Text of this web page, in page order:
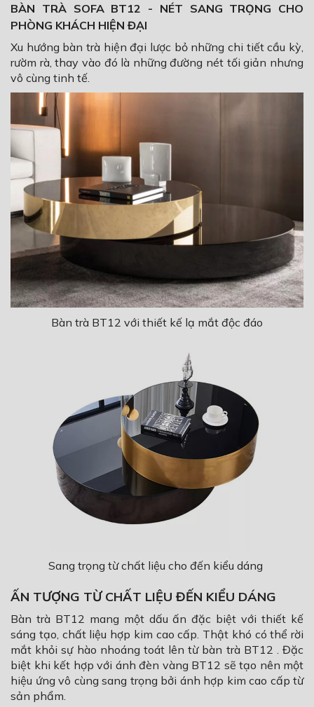
BÀN TRÀ SOFA BT12 - NÉT SANG TRỌNG CHO
PHÒNG KHÁCH HIỆN ĐẠI
Xu hướng bàn trà hiện đại lược bỏ những chi tiết cầu kỳ,
rườm rà, thay vào đó là những đường nét tối giản nhưng
vô cùng tinh tế.
Bàn trà BT12 với thiết kế lạ mắt độc đáo
Sang trọng từ chất liệu cho đến kiểu dáng
ẤN TƯỢNG TỪ CHẤT LIỆU ĐẾN KIỂU DÁNG
Bàn trà BT12 mang một dấu ấn đặc biệt với thiết kế
sáng tạo, chất liệu hợp kim cao cấp. Thật khó có thể rời
mắt khỏi sự hào nhoáng toát lên từ bàn trà BT12 . Đặc
biệt khi kết hợp với ánh đèn vàng BT12 sẽ tạo nên một
hiệu ứng vô cùng sang trọng bởi ánh hợp kim cao cấp từ
sản phẩm.